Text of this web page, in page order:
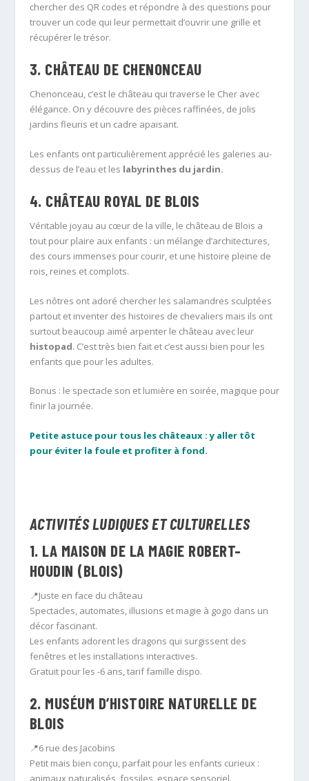
chercher des QR codes et répondre à des questions pour
trouver un code qui leur permettait d’ouvrir une grille et
récupérer le trésor.
3. CHÂTEAU DE CHENONCEAU
Chenonceau, c’est le château qui traverse le Cher avec
élégance. On y découvre des pièces raffinées, de jolis
jardins fleuris et un cadre apaisant.
Les enfants ont particulièrement apprécié les galeries au-
dessus de l’eau et les labyrinthes du jardin.
4. CHÂTEAU ROYAL DE BLOIS
Véritable joyau au cœur de la ville, le château de Blois a
tout pour plaire aux enfants : un mélange d’architectures,
des cours immenses pour courir, et une histoire pleine de
rois, reines et complots.
Les nôtres ont adoré chercher les salamandres sculptées
partout et inventer des histoires de chevaliers mais ils ont
surtout beaucoup aimé arpenter le château avec leur
histopad. C’est très bien fait et c’est aussi bien pour les
enfants que pour les adultes.
Bonus : le spectacle son et lumière en soirée, magique pour
finir la journée.
Petite astuce pour tous les châteaux : y aller tôt
pour éviter la foule et profiter à fond.
ACTIVITÉS LUDIQUES ET CULTURELLES
1. LA MAISON DE LA MAGIE ROBERT-
HOUDIN (BLOIS)
📍Juste en face du château
Spectacles, automates, illusions et magie à gogo dans un
décor fascinant.
Les enfants adorent les dragons qui surgissent des
fenêtres et les installations interactives.
Gratuit pour les -6 ans, tarif famille dispo.
2. MUSÉUM D’HISTOIRE NATURELLE DE
BLOIS
📍6 rue des Jacobins
Petit mais bien conçu, parfait pour les enfants curieux :
animaux naturalisés, fossiles, espace sensoriel.